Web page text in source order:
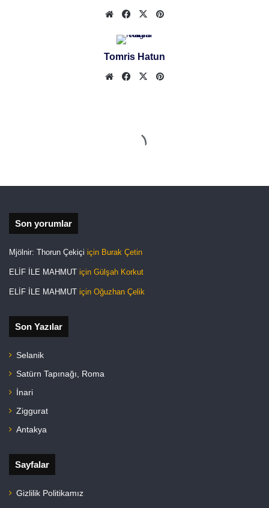
Web
Facebook
X
Tomris Hatun
Web
Facebook
X
Son yorumlar
Mjölnir: Thorun Çekiçi için Burak Çetin
ELİF İLE MAHMUT için Gülşah Korkut
ELİF İLE MAHMUT için Oğuzhan Çelik
Son Yazılar
Selanik
Satürn Tapınağı, Roma
İnari
Ziggurat
Antakya
Sayfalar
Gizlilik Politikamız